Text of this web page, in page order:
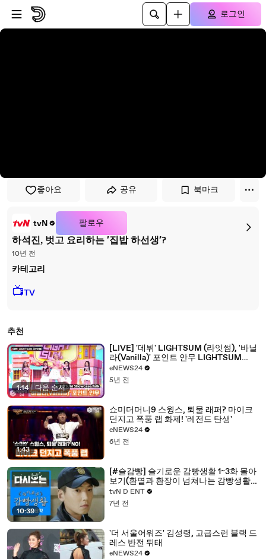
플레이어로 건너뛰기
본문으로 건너뛰기
로그인
좋아요 공유 북마크
tvN 팔로우
하석진, 벗고 요리하는 ′집밥 하선생′?
10년 전
카테고리
📺TV
추천
1:14 | 다음 순서
[LIVE] '데뷔' LIGHTSUM (라잇썸), '바닐
라(Vanilla)' 포인트 안무 LIGHTSUM
Showcase Talk
eNEWS24
5년 전
1:43
쇼미더머니9 스윙스, 퇴물 래퍼? 마이크
던지고 폭풍 랩 화제! '레전드 탄생'
eNEWS24
6년 전
10:39
[#슬감빵] 슬기로운 감빵생활 1~3화 몰아
보기(환멸과 환장이 넘쳐나는 감빵생활의
시작) | #다시보는슬기로운감빵생활 |
#Diggle
tvN D ENT
7년 전
'더 서울어워즈' 김성령, 고급스런 블랙 드
레스 반전 뒤태
eNEWS24